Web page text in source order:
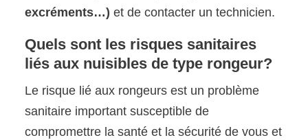
excréments…) et de contacter un technicien.
Quels sont les risques sanitaires
liés aux nuisibles de type rongeur?
Le risque lié aux rongeurs est un problème
sanitaire important susceptible de
compromettre la santé et la sécurité de vous et